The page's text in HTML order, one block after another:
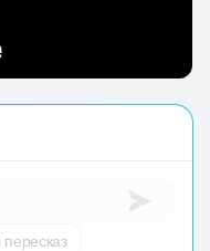
пересказ